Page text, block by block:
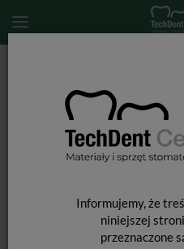
Informujemy, że
niniejszej
przeznaczone
Access Flo / kapsułka